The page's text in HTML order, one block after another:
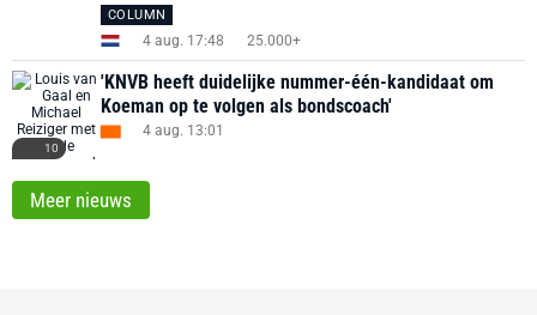
COLUMN
4 aug. 17:48 25.000+
10
'KNVB heeft duidelijke nummer-één-kandidaat om
Koeman op te volgen als bondscoach'
4 aug. 13:01
Meer nieuws